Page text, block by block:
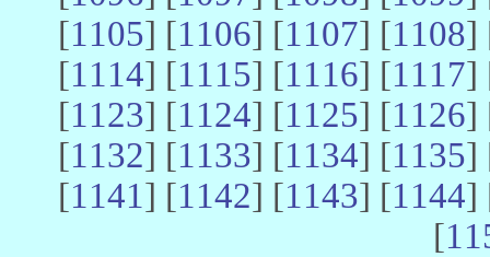
[1105] [1106] [1107] [1108]
[1114] [1115] [1116] [1117]
[1123] [1124] [1125] [1126]
[1132] [1133] [1134] [1135]
[1141] [1142] [1143] [1144]
[